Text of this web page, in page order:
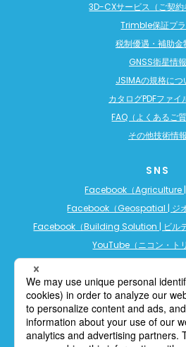
3D-CXサービス（ご契約
Trimble保証プ
税制優遇・補助金
GNSS衛星情報
JSIMAの規格につ
カタログPDFファイ
FAQ（よくあるご質
その他技術情報
SNS
Facebook（Agriculture |
Facebook（Geospatial | ジオ
Facebook（Building Solution | ビルデ
YouTube（ニコン・ト
YouTube（ビルディングソ
LINE公式アカウント（